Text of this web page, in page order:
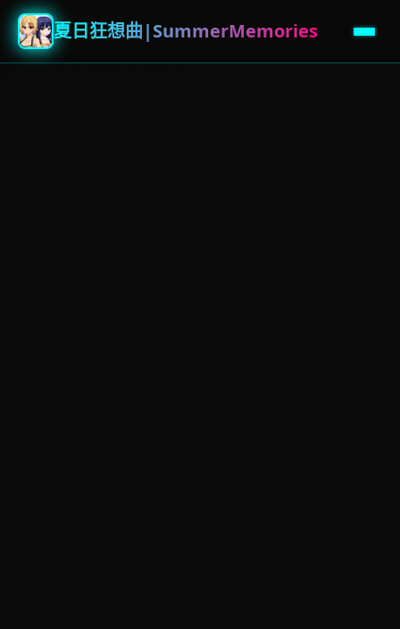
夏日狂想曲|SummerMemories